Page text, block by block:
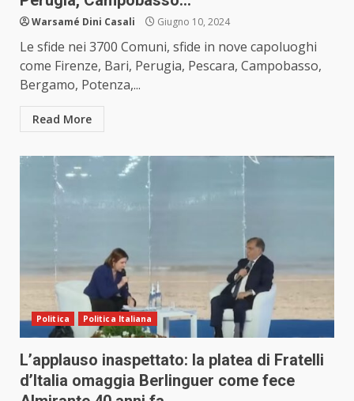
Warsamé Dini Casali Giugno 10, 2024
Le sfide nei 3700 Comuni, sfide in nove capoluoghi
come Firenze, Bari, Perugia, Pescara, Campobasso,
Bergamo, Potenza,...
Read More
Politica Politica Italiana
L’applauso inaspettato: la platea di Fratelli
d’Italia omaggia Berlinguer come fece